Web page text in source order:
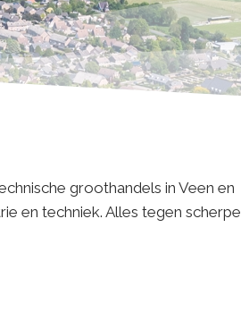
groothandels in Veen en
en techniek. Alles tegen scherpe